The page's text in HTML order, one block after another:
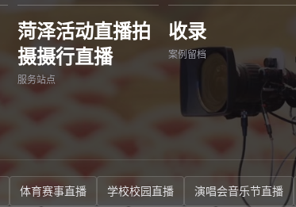
菏泽活动直播拍
摄摄行直播
服务站点
收录
案例留档
体育赛事直播 学校校园直播 演唱会音乐节直播